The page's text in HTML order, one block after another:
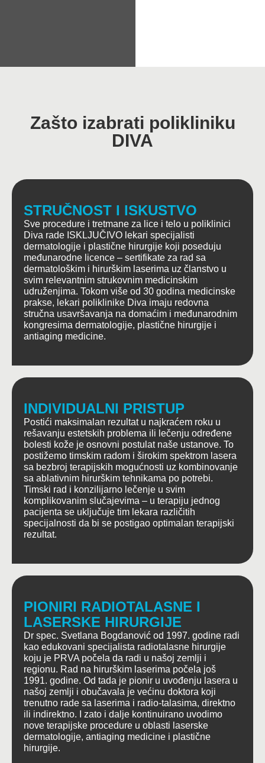
Zašto izabrati polikliniku
DIVA
STRUČNOST I ISKUSTVO
Sve procedure i tretmane za lice i telo u poliklinici
Diva rade ISKLJUČIVO lekari specijalisti
dermatologije i plastične hirurgije koji poseduju
međunarodne licence – sertifikate za rad sa
dermatološkim i hirurškim laserima uz članstvo u
svim relevantnim strukovnim medicinskim
udruženjima. Tokom više od 30 godina medicinske
prakse, lekari poliklinike Diva imaju redovna
stručna usavršavanja na domaćim i međunarodnim
kongresima dermatologije, plastične hirurgije i
antiaging medicine.
INDIVIDUALNI PRISTUP
Postići maksimalan rezultat u najkraćem roku u
rešavanju estetskih problema ili lečenju određene
bolesti kože je osnovni postulat naše ustanove. To
postižemo timskim radom i širokim spektrom lasera
sa bezbroj terapijskih mogućnosti uz kombinovanje
sa ablativnim hirurškim tehnikama po potrebi.
Timski rad i konzilijarno lečenje u svim
komplikovanim slučajevima – u terapiju jednog
pacijenta se uključuje tim lekara različitih
specijalnosti da bi se postigao optimalan terapijski
rezultat.
PIONIRI RADIOTALASNE I
LASERSKE HIRURGIJE
Dr spec. Svetlana Bogdanović od 1997. godine radi
kao edukovani specijalista radiotalasne hirurgije
koju je PRVA počela da radi u našoj zemlji i
regionu. Rad na hirurškim laserima počela još
1991. godine. Od tada je pionir u uvođenju lasera u
našoj zemlji i obučavala je većinu doktora koji
trenutno rade sa laserima i radio-talasima, direktno
ili indirektno. I zato i dalje kontinuirano uvodimo
nove terapijske procedure u oblasti laserske
dermatologije, antiaging medicine i plastične
hirurgije.